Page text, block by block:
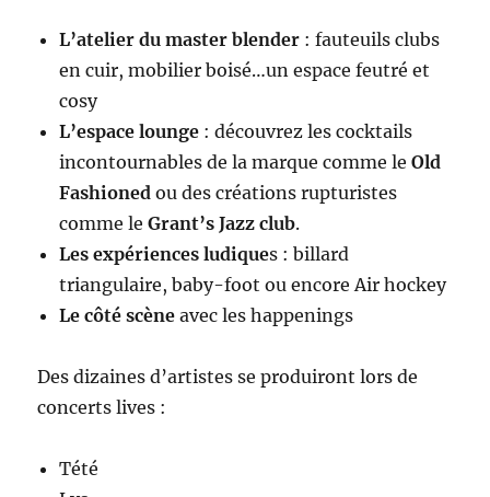
L’atelier du master blender : fauteuils clubs
en cuir, mobilier boisé…un espace feutré et
cosy
L’espace lounge : découvrez les cocktails
incontournables de la marque comme leOld
Fashioned ou des créations rupturistes
comme leGrant’s Jazz club.
Les expériences ludiques : billard
triangulaire, baby-foot ou encore Air hockey
Le côté scène avec les happenings
Des dizaines d’artistes se produiront lors de
concerts lives :
Tété